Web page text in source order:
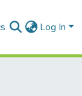
Log In